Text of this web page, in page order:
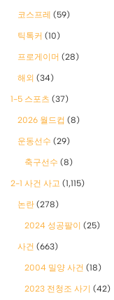
코스프레 (59)
틱톡커 (10)
프로게이머 (28)
해외 (34)
1-5 스포츠 (37)
2026 월드컵 (8)
운동선수 (29)
축구선수 (8)
2-1 사건 사고 (1,115)
논란 (278)
2024 성공팔이 (25)
사건 (663)
2004 밀양 사건 (18)
2023 전청조 사기 (42)